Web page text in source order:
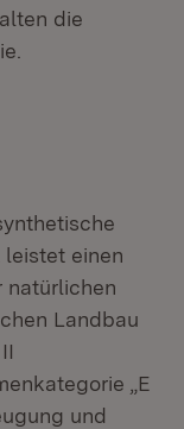
die
einen
natürlichen
Landbau
„E
und